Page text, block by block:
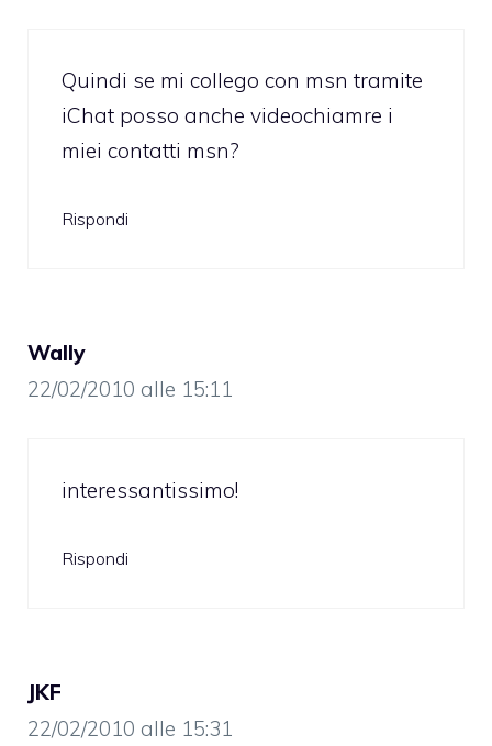
Quindi se mi collego con msn tramite
iChat posso anche videochiamre i
miei contatti msn?
Rispondi
Wally
22/02/2010 alle 15:11
interessantissimo!
Rispondi
JKF
22/02/2010 alle 15:31